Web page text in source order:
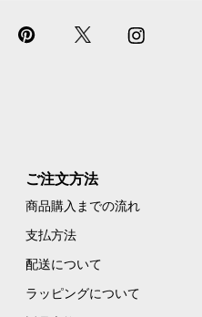
ご注文方法
商品購入までの流れ
支払方法
配送について
ラッピングについて